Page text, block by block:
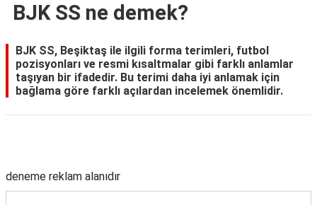
ŞİİR
RÜYA
TABİRLERİ
TÜRKÜ
HİKAYELER
BJK SS ne demek?
BJK SS, Beşiktaş ile ilgili forma terimleri, futbol
pozisyonları ve resmi kısaltmalar gibi farklı anlamlar
taşıyan bir ifadedir. Bu terimi daha iyi anlamak için
bağlama göre farklı açılardan incelemek önemlidir.
deneme reklam alanıdır